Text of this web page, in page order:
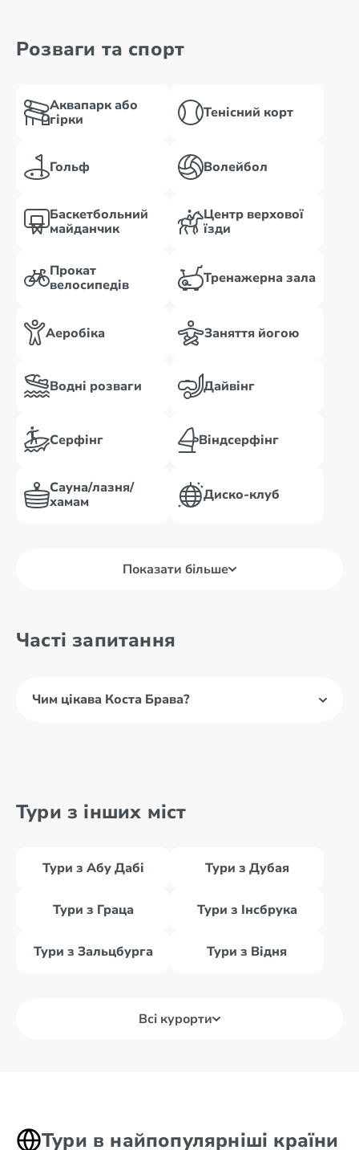
Розваги та спорт
Аквапарк або
гірки
Тенісний корт
Гольф Волейбол
Баскетбольний
майданчик
Центр верхової
їзди
Прокат
велосипедів
Тренажерна зала
Аеробіка Заняття йогою
Водні розваги Дайвінг
Серфінг Віндсерфінг
Сауна/лазня/
хамам
Диско-клуб
Показати більше
Часті запитання
Чим цікава Коста Брава?
Тури з інших міст
Тури з Абу Дабі Тури з Дубая
Тури з Граца Тури з Інсбрука
Тури з Зальцбурга Тури з Відня
Всі курорти
Тури в найпопулярніші країни